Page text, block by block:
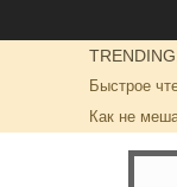
Быстрое
Как не